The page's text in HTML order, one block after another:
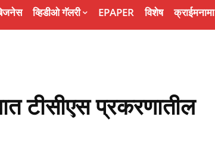
व्हिडीओ गॅलरी EPAPER विशेष क्राईमनामा
टीसीएस प्रकरणातील